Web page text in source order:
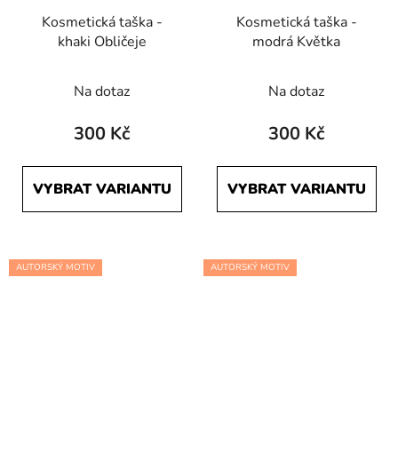
Kosmetická taška -
khaki Obličeje
hodnocení
produktu
5,0
z
Na dotaz
300 Kč
VYBRAT VARIANTU
Kosmetická taška -
modrá Květka
Na dotaz
300 Kč
VYBRAT VARIANTU
AUTORSKÝ MOTIV AUTORSKÝ MOTIV